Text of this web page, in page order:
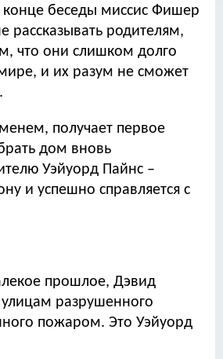
беседы миссис Фишер
рассказывать родителям,
что они слишком долго
и их разум не сможет
получает первое
дом вновь
Уэйуорд Пайнс –
и успешно справляется с
прошлое, Дэвид
пожаром. Это Уэйуорд